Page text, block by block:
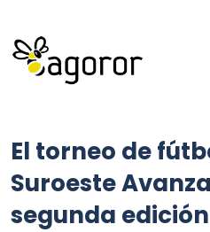
El torneo de
Suroeste
segunda